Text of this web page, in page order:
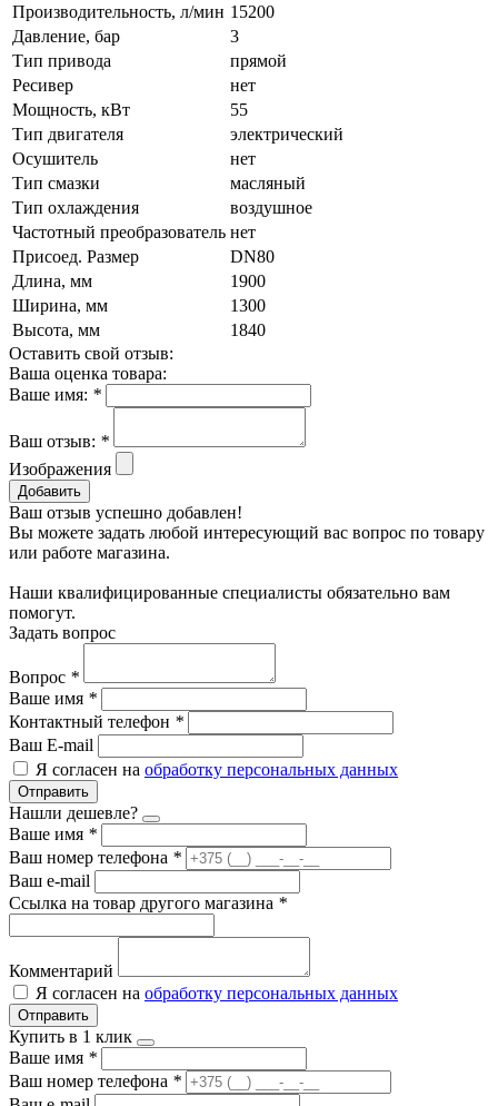
Производительность, л/мин 15200
Давление, бар
3
Тип привода
прямой
Ресивер
нет
Мощность, кВт
55
Тип двигателя
электрический
Осушитель
нет
Тип смазки
масляный
Тип охлаждения
воздушное
Частотный преобразователь нет
Присоед. Размер
DN80
Длина, мм
1900
Ширина, мм
1300
Высота, мм
1840
Оставить свой отзыв:
Ваша оценка товара:
Ваше имя: *
Ваш отзыв: *
Изображения
Добавить
Ваш отзыв успешно добавлен!
Вы можете задать любой интересующий вас вопрос по товару
или работе магазина.
Наши квалифицированные специалисты обязательно вам
помогут.
Задать вопрос
Вопрос *
Ваше имя *
Контактный телефон *
Ваш E-mail
Я согласен на обработку персональных данных
Отправить
Нашли дешевле?
Ваше имя *
Ваш номер телефона *
Ваш e-mail
Ссылка на товар другого магазина *
Комментарий
Я согласен на обработку персональных данных
Отправить
Купить в 1 клик
Ваше имя *
Ваш номер телефона *